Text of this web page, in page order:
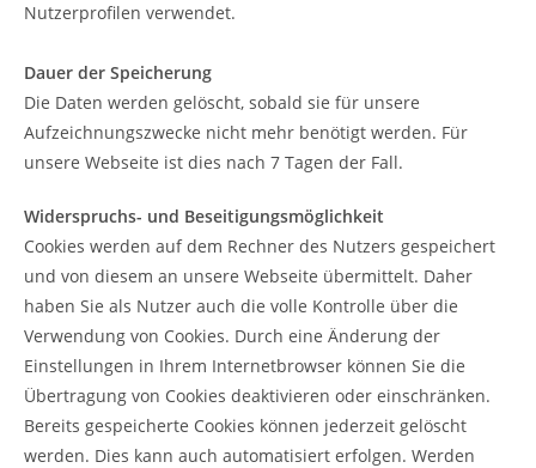
Nutzerprofilen verwendet.
Dauer der Speicherung
Die Daten werden gelöscht, sobald sie für unsere
Aufzeichnungszwecke nicht mehr benötigt werden. Für
unsere Webseite ist dies nach 7 Tagen der Fall.
Widerspruchs- und Beseitigungsmöglichkeit
Cookies werden auf dem Rechner des Nutzers gespeichert
und von diesem an unsere Webseite übermittelt. Daher
haben Sie als Nutzer auch die volle Kontrolle über die
Verwendung von Cookies. Durch eine Änderung der
Einstellungen in Ihrem Internetbrowser können Sie die
Übertragung von Cookies deaktivieren oder einschränken.
Bereits gespeicherte Cookies können jederzeit gelöscht
werden. Dies kann auch automatisiert erfolgen. Werden